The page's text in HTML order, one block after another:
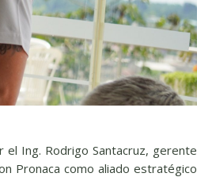
el Ing. Rodrigo Santacruz, gerente
Pronaca como aliado estratégico